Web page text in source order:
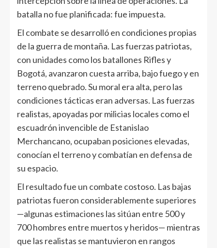
batalla no fue planificada: fue impuesta.
El combate se desarrolló en condiciones propias
de la guerra de montaña. Las fuerzas patriotas,
con unidades como los batallones Rifles y
Bogotá, avanzaron cuesta arriba, bajo fuego y en
terreno quebrado. Su moral era alta, pero las
condiciones tácticas eran adversas. Las fuerzas
realistas, apoyadas por milicias locales como el
escuadrón invencible de Estanislao
Merchancano, ocupaban posiciones elevadas,
conocían el terreno y combatían en defensa de
su espacio.
El resultado fue un combate costoso. Las bajas
patriotas fueron considerablemente superiores
—algunas estimaciones las sitúan entre 500 y
700 hombres entre muertos y heridos— mientras
que las realistas se mantuvieron en rangos